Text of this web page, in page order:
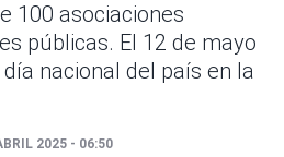
100 asociaciones
públicas. El 12 de mayo
nacional del país en la
2025 - 06:50